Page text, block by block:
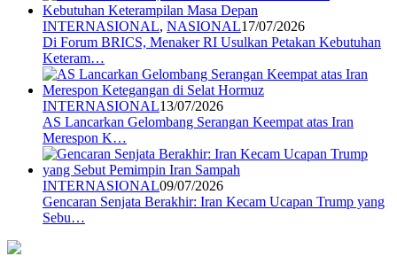
INTERNASIONAL, NASIONAL17/07/2026
Di Forum BRICS, Menaker RI Usulkan Petakan Kebutuhan
Keteram…
INTERNASIONAL13/07/2026
AS Lancarkan Gelombang Serangan Keempat atas Iran
Merespon K…
INTERNASIONAL09/07/2026
Gencaran Senjata Berakhir: Iran Kecam Ucapan Trump yang
Sebu…